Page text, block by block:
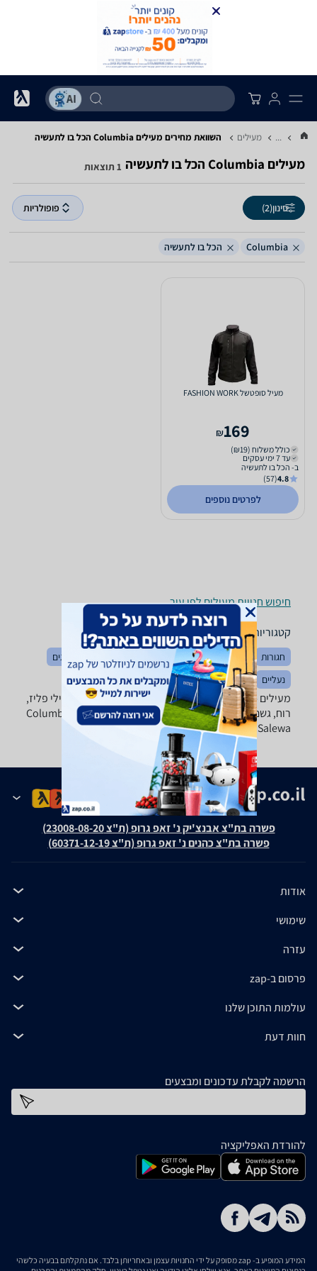
... מעילים השוואת מחירים מעילים ‏Columbia ‏הכל בו לתעשיה
מעילים ‏Columbia ‏הכל בו לתעשיה 1 תוצאות
סינון(2) פופולריות
Columbia הכל בו לתעשיה
מעיל סופטשל FASHION WORK
169
₪
כולל משלוח (₪19)
עד 7 ימי עסקים
ב- הכל בו לתעשיה
4.8
(57)
לפרטים נוספים
חיפוש חנויות מעילים לפי עיר
קטגוריות משלימות
חגורות הלבשה כללי כובעים מכנסיים
חולצות וסריגים
נעליים
בגדי ספורט
מעילים - ‏Columbia ‏הכל בו לתעשיה מבחר ענק של מעילי פליז,
רוח, גשם פוך וסקי של טובי המותגים: Columbia, Marmot, The
North Face, Salewa ואחרים.
פשרה בת"צ אבנצ'יק נ' זאפ גרופ (ת"צ 23008-08-20)
פשרה בת"צ כהנים נ' זאפ גרופ (ת"צ 60371-12-19)
אודות
שימושי
עזרה
פרסום ב-zap
עולמות התוכן שלנו
חוות דעת
הרשמה לקבלת עדכונים ומבצעים
להורדת האפליקציה
המידע המופיע ב- zap מסופק על ידי החנויות עצמן ובאחריותן בלבד. אם נתקלתם בבעיה כלשהי